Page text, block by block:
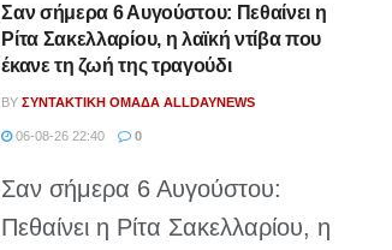
Σαν σήμερα 6 Αυγούστου: Πεθαίνει η
Ρίτα Σακελλαρίου, η λαϊκή ντίβα που
έκανε τη ζωή της τραγούδι
BY ΣΥΝΤΑΚΤΙΚΉ ΟΜΆΔΑ ALLDAYNEWS
06-08-26 22:40 0
Σαν σήμερα 6 Αυγούστου:
Πεθαίνει η Ρίτα Σακελλαρίου, η